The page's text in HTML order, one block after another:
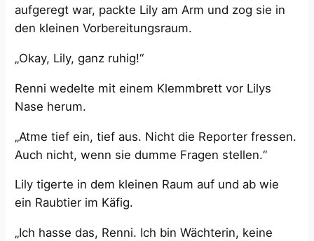
aufgeregt war, packte Lily am Arm und zog sie in
den kleinen Vorbereitungsraum.
„Okay, Lily, ganz ruhig!“
Renni wedelte mit einem Klemmbrett vor Lilys
Nase herum.
„Atme tief ein, tief aus. Nicht die Reporter fressen.
Auch nicht, wenn sie dumme Fragen stellen.“
Lily tigerte in dem kleinen Raum auf und ab wie
ein Raubtier im Käfig.
„Ich hasse das, Renni. Ich bin Wächterin, keine